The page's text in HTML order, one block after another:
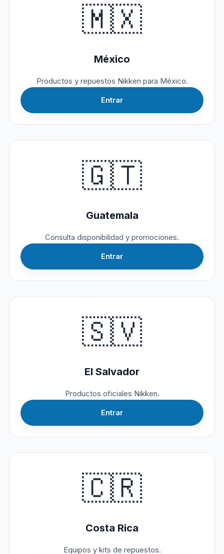
🇲🇽
México
Productos y repuestos Nikken para México.
Entrar
🇬🇹
Guatemala
Consulta disponibilidad y promociones.
Entrar
🇸🇻
El Salvador
Productos oficiales Nikken.
Entrar
🇨🇷
Costa Rica
Equipos y kits de repuestos.